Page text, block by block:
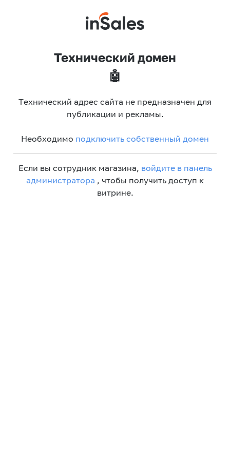
Технический домен
🤖
Технический адрес сайта не предназначен для
публикации и рекламы.
Необходимо подключить собственный домен
Если вы сотрудник магазина, войдите в панель
администратора , чтобы получить доступ к
витрине.